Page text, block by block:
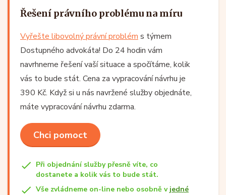
Řešení právního problému na míru
Vyřešte libovolný právní problém s týmem
Dostupného advokáta! Do 24 hodin vám
navrhneme řešení vaší situace a spočítáme, kolik
vás to bude stát. Cena za vypracování návrhu je
390 Kč. Když si u nás navržené služby objednáte,
máte vypracování návrhu zdarma.
Chci pomoct
Při objednání služby přesně víte, co
dostanete a kolik vás to bude stát.
Vše zvládneme on-line nebo osobně v jedné